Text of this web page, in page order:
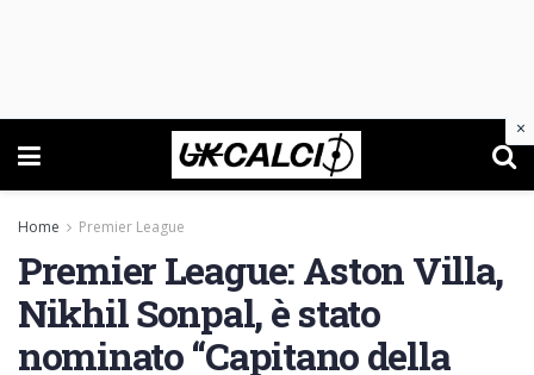
Home Premier League
Premier League: Aston Villa,
Nikhil Sonpal, è stato
nominato “Capitano della
×